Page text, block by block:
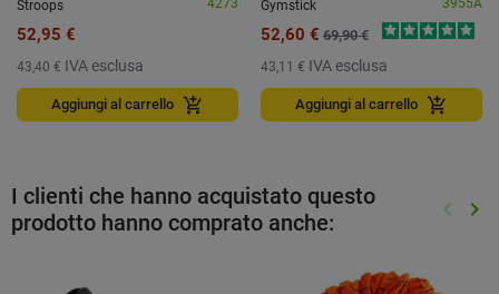
Stroops
52,95 €
43,40 € IVA esclusa
Aggiungi al carrello add_shopping_cart
Gymstick
52,60 € 69,90 €
43,11 € IVA esclusa
Aggiungi al carrello add_shopping_cart
I clienti che hanno acquistato questo
prodotto hanno comprato anche:
keyboard_arrow_left keyboard_arrow_right